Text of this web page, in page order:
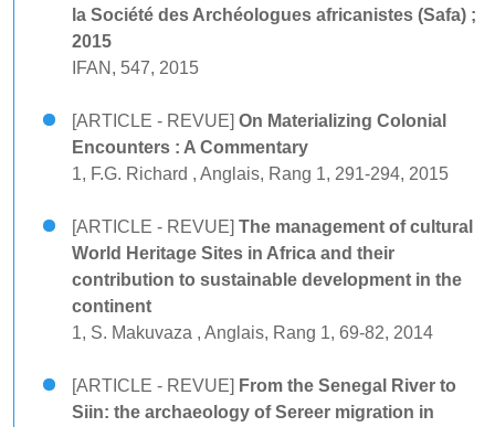
la Société des Archéologues africanistes (Safa) ;
2015
IFAN, 547, 2015
[ARTICLE - REVUE] On Materializing Colonial
Encounters : A Commentary
1, F.G. Richard , Anglais, Rang 1, 291-294, 2015
[ARTICLE - REVUE] The management of cultural
World Heritage Sites in Africa and their
contribution to sustainable development in the
continent
1, S. Makuvaza , Anglais, Rang 1, 69-82, 2014
[ARTICLE - REVUE] From the Senegal River to
Siin: the archaeology of Sereer migration in